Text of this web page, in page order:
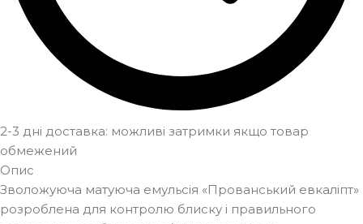
2-3 дні доставка: можливі затримки якщо товар
обмежений
Опис
Зволожуюча матуюча емульсія «Прованський евкаліпт»
розроблена для контролю блиску і правильного